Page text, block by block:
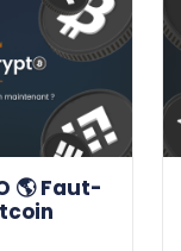
🌎 Faut-